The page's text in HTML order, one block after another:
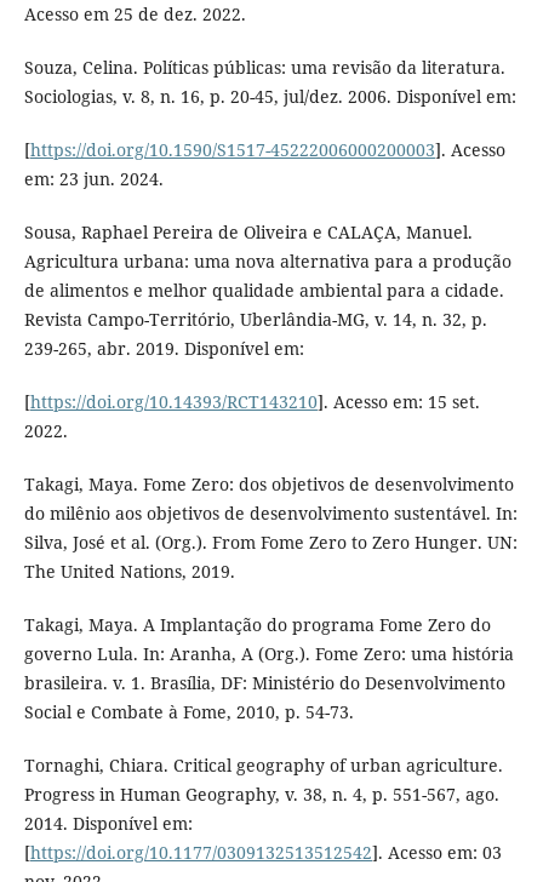
Acesso em 25 de dez. 2022.
Souza, Celina. Políticas públicas: uma revisão da literatura.
Sociologias, v. 8, n. 16, p. 20-45, jul/dez. 2006. Disponível em:
[https://doi.org/10.1590/S1517-45222006000200003]. Acesso
em: 23 jun. 2024.
Sousa, Raphael Pereira de Oliveira e CALAÇA, Manuel.
Agricultura urbana: uma nova alternativa para a produção
de alimentos e melhor qualidade ambiental para a cidade.
Revista Campo-Território, Uberlândia-MG, v. 14, n. 32, p.
239-265, abr. 2019. Disponível em:
[https://doi.org/10.14393/RCT143210]. Acesso em: 15 set.
2022.
Takagi, Maya. Fome Zero: dos objetivos de desenvolvimento
do milênio aos objetivos de desenvolvimento sustentável. In:
Silva, José et al. (Org.). From Fome Zero to Zero Hunger. UN:
The United Nations, 2019.
Takagi, Maya. A Implantação do programa Fome Zero do
governo Lula. In: Aranha, A (Org.). Fome Zero: uma história
brasileira. v. 1. Brasília, DF: Ministério do Desenvolvimento
Social e Combate à Fome, 2010, p. 54-73.
Tornaghi, Chiara. Critical geography of urban agriculture.
Progress in Human Geography, v. 38, n. 4, p. 551-567, ago.
2014. Disponível em:
[https://doi.org/10.1177/0309132513512542]. Acesso em: 03